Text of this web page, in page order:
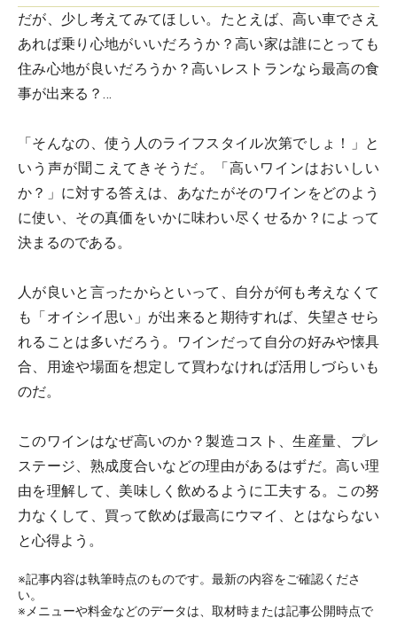
だが、少し考えてみてほしい。たとえば、高い車でさえ
あれば乗り心地がいいだろうか？高い家は誰にとっても
住み心地が良いだろうか？高いレストランなら最高の食
事が出来る？…
「そんなの、使う人のライフスタイル次第でしょ！」と
いう声が聞こえてきそうだ。「高いワインはおいしい
か？」に対する答えは、 あなたがそのワインをどのよう
に使い、その真価をいかに味わい尽くせるか？ によって
決まるのである。
人が良いと言ったからといって、自分が何も考えなくて
も「オイシイ思い」が出来ると期待すれば、失望させら
れることは多いだろう。ワインだって 自分の好みや懐具
合、用途や場面を想定して買わなければ活用しづらい も
のだ。
このワインはなぜ高いのか？製造コスト、生産量、プレ
ステージ、熟成度合いなどの理由があるはずだ。高い理
由を理解して、美味しく飲めるように工夫する。この努
力なくして、買って飲めば最高にウマイ、とはならない
と心得よう。
※記事内容は執筆時点のものです。最新の内容をご確認くださ
い。
※メニューや料金などのデータは、取材時または記事公開時点で